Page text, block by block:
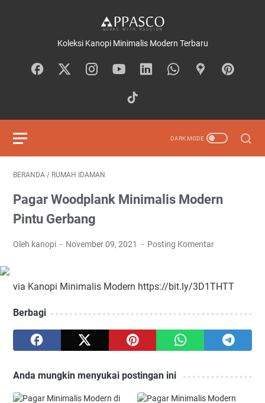
Koleksi Kanopi Minimalis Modern Terbaru
BERANDA / RUMAH IDAMAN
Pagar Woodplank Minimalis Modern
Pintu Gerbang
Oleh kanopi November 09, 2021 Posting Komentar
via Kanopi Minimalis Modern https://bit.ly/3D1THTT
Berbagi
Anda mungkin menyukai postingan ini